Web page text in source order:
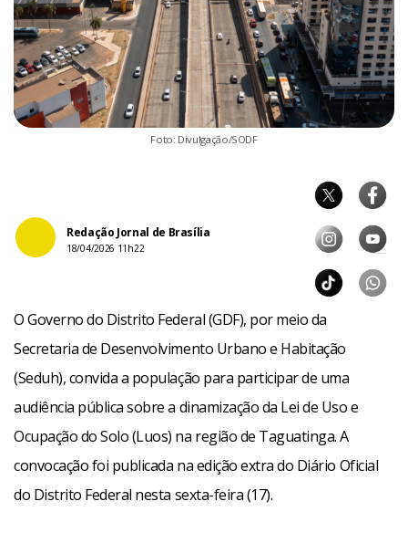
Foto: Divulgação/SODF
Redação Jornal de Brasília
18/04/2026 11h22
O Governo do Distrito Federal (GDF), por meio da
Secretaria de Desenvolvimento Urbano e Habitação
(Seduh), convida a população para participar de uma
audiência pública sobre a dinamização da Lei de Uso e
Ocupação do Solo (Luos) na região de Taguatinga. A
convocação foi publicada na edição extra do Diário Oficial
do Distrito Federal nesta sexta-feira (17).